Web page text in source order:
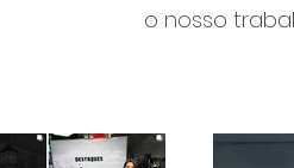
o nosso